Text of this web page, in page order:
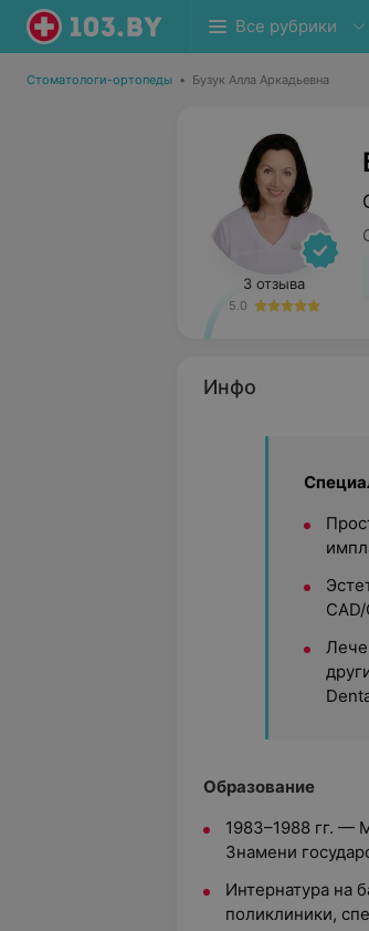
Все рубрики
Стоматологи-ортопеды • Бузук Алла Аркадьевна
3 отзыва
5.0
Инфо
Образование
1983–1988 гг. —
Знамени
Интернатура на
поликлиники,